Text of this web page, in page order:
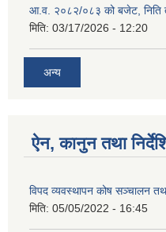
आ.व. २०८२/०८३ को बजेट, निति
मिति: 03/17/2026 - 12:20
अन्य
ऐन, कानुन तथा
विपद व्यवस्थापन कोष सञ्चालन
मिति: 05/05/2022 - 16:45